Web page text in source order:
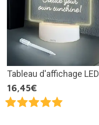
Tableau d'affichage LED
16,45€